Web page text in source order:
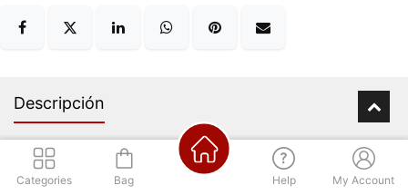
Descripción
Categories Bag Help My Account